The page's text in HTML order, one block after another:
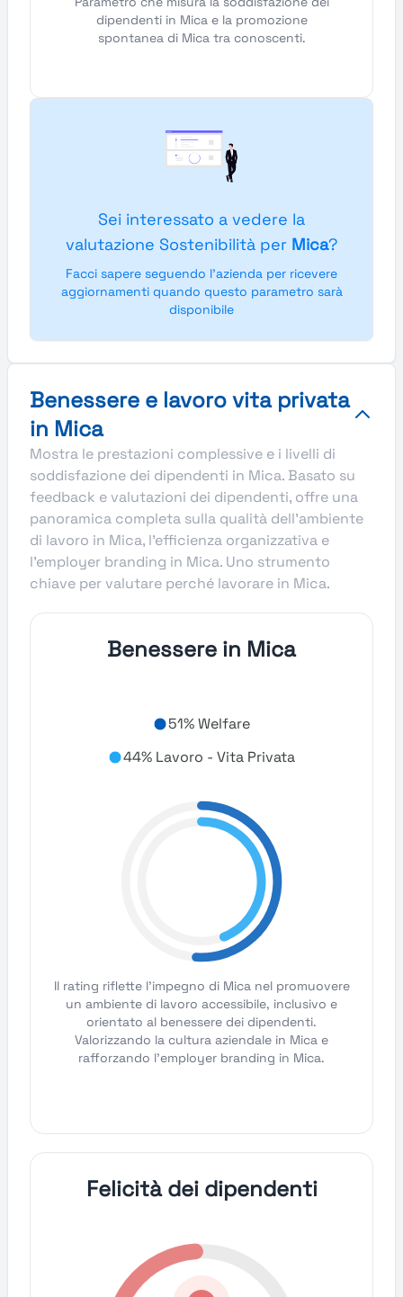
dipendenti in Mica e la promozione
spontanea di Mica tra conoscenti.
Sei interessato a vedere la
valutazione Sostenibilità per Mica?
Facci sapere seguendo l'azienda per ricevere
aggiornamenti quando questo parametro sarà
disponibile
Benessere e lavoro vita privata
in Mica
Mostra le prestazioni complessive e i livelli di
soddisfazione dei dipendenti in Mica. Basato su
feedback e valutazioni dei dipendenti, offre una
panoramica completa sulla qualità dell’ambiente
di lavoro in Mica, l’efficienza organizzativa e
l’employer branding in Mica. Uno strumento
chiave per valutare perché lavorare in Mica.
Benessere in Mica
51% Welfare
44% Lavoro - Vita Privata
Il rating riflette l'impegno di Mica nel promuovere
un ambiente di lavoro accessibile, inclusivo e
orientato al benessere dei dipendenti.
Valorizzando la cultura aziendale in Mica e
rafforzando l'employer branding in Mica.
Felicità dei dipendenti